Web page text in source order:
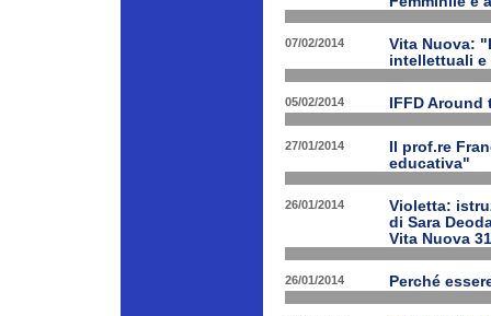
07/02/2014
Vita Nuova:
intellettuali e
05/02/2014 IFFD
27/01/2014
Il prof.re
educativa"
26/01/2014
Violetta:
di Sara
Vita Nuova
26/01/2014 Perché